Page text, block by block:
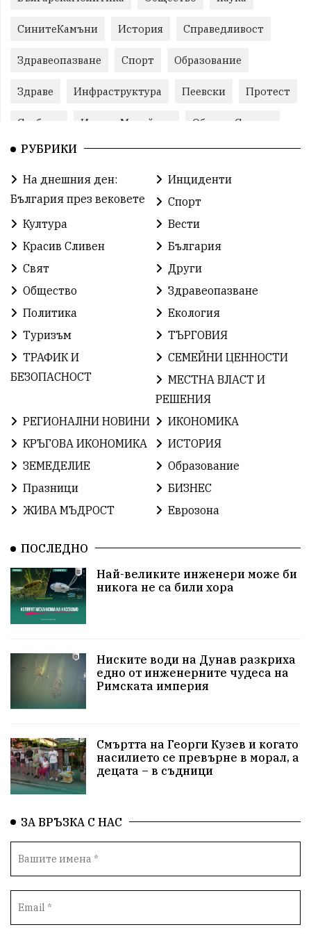
СинитеКамъни История Справедливост
Здравеопазване Спорт Образование
Здраве Инфраструктура Пеевски Протест
Свобода ИвелинМихайлов ОбщинаСливен
Карандила
РадостинВасилев ЛекаАтлетика МЕЧ
ХристоИлиев БългарскоЗемеделие
КироБрейка БългарскиСпорт София
земеделие
ИсторияНаБългария Иновации САЩ
БългарскаГордост Археология Твърдица
ОбщинаСливен Легенда Право
Хасково ВиКСливен
Правосъдие СелинКларънс България2025
ПътнаБезопасност
ПетърПетров Деца Обединение
Технологии
ПравоваДържава Варна Родителство
Сигурност Разследване Великобритания
ОколнаСреда Надежда Еврофондове
СоциалнаПолитика Корупция
Космос ВоднаКриза Вода Мир
Безопастност Катастрофа демокрация
БъдещевБългария
РУБРИКИ
На днешния ден:
България през вековете
Инциденти
Спорт
Култура
Вести
Красив Сливен
България
Свят
Други
Общество
Здравеопазване
Политика
Екология
Туризъм
ТЪРГОВИЯ
ТРАФИК И
БЕЗОПАСНОСТ
СЕМЕЙНИ ЦЕННОСТИ
МЕСТНА ВЛАСТ И
РЕШЕНИЯ
РЕГИОНАЛНИ НОВИНИ
ИКОНОМИКА
КРЪГОВА ИКОНОМИКА
ИСТОРИЯ
ЗЕМЕДЕЛИЕ
Образование
Празници
БИЗНЕС
ЖИВА МЪДРОСТ
Еврозона
ПОСЛЕДНО
Най-великите инженери може би
никога не са били хора
Ниските води на Дунав разкриха
едно от инженерните чудеса на
Римската империя
Смъртта на Георги Кузев и когато
насилието се превърне в морал, а
децата – в съдници
ЗА ВРЪЗКА С НАС